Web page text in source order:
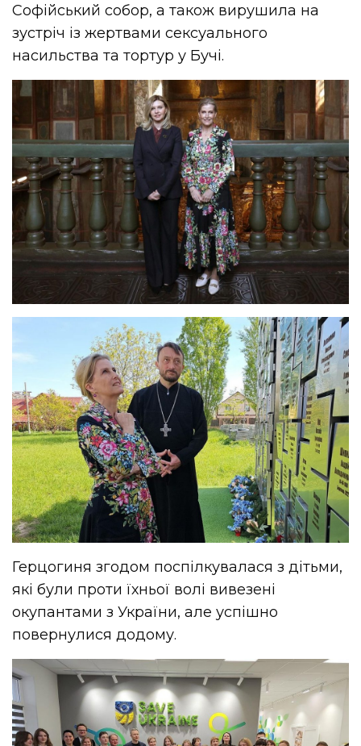
Софійський собор, а також вирушила на
зустріч із жертвами сексуального
насильства та тортур у Бучі.
Герцогиня згодом поспілкувалася з дітьми,
які були проти їхньої волі вивезені
окупантами з України, але успішно
повернулися додому.